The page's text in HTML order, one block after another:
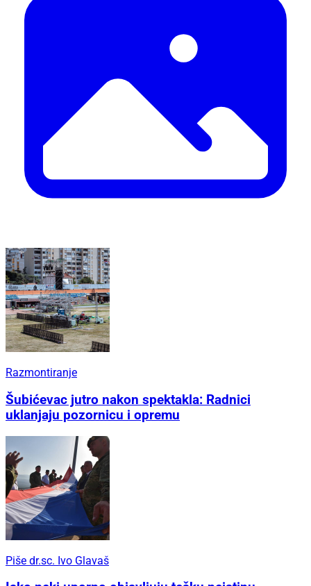
Razmontiranje
Šubićevac jutro nakon spektakla: Radnici
uklanjaju pozornicu i opremu
Piše dr.sc. Ivo Glavaš